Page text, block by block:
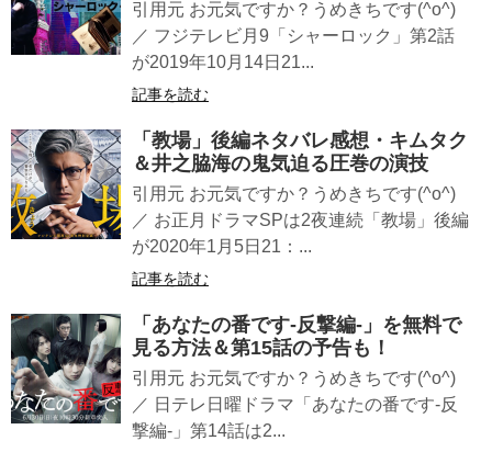
引用元 お元気ですか？うめきちです(^o^)
／ フジテレビ月9「シャーロック」第2話
が2019年10月14日21...
記事を読む
「教場」後編ネタバレ感想・キムタク
＆井之脇海の鬼気迫る圧巻の演技
引用元 お元気ですか？うめきちです(^o^)
／ お正月ドラマSPは2夜連続「教場」後編
が2020年1月5日21：...
記事を読む
「あなたの番です-反撃編-」を無料で
見る方法＆第15話の予告も！
引用元 お元気ですか？うめきちです(^o^)
／ 日テレ日曜ドラマ「あなたの番です-反
撃編-」第14話は2...